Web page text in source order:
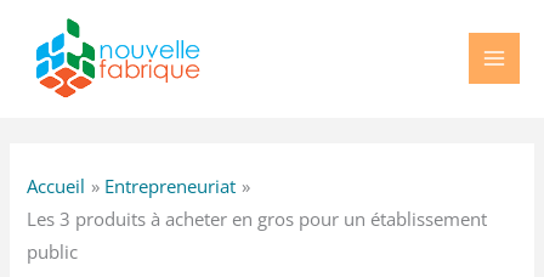
contenu
Accueil
Entrepreneuriat
Les 3 produits à acheter en gros pour un établissement
public